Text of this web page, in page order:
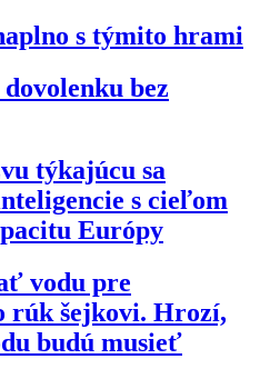
s týmito hrami
bez
týkajúcu sa
s cieľom
Európy
vodu pre
rúk šejkovi. Hrozí,
budú musieť